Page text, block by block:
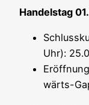
Han­dels­tag
Uhr):
wärts-